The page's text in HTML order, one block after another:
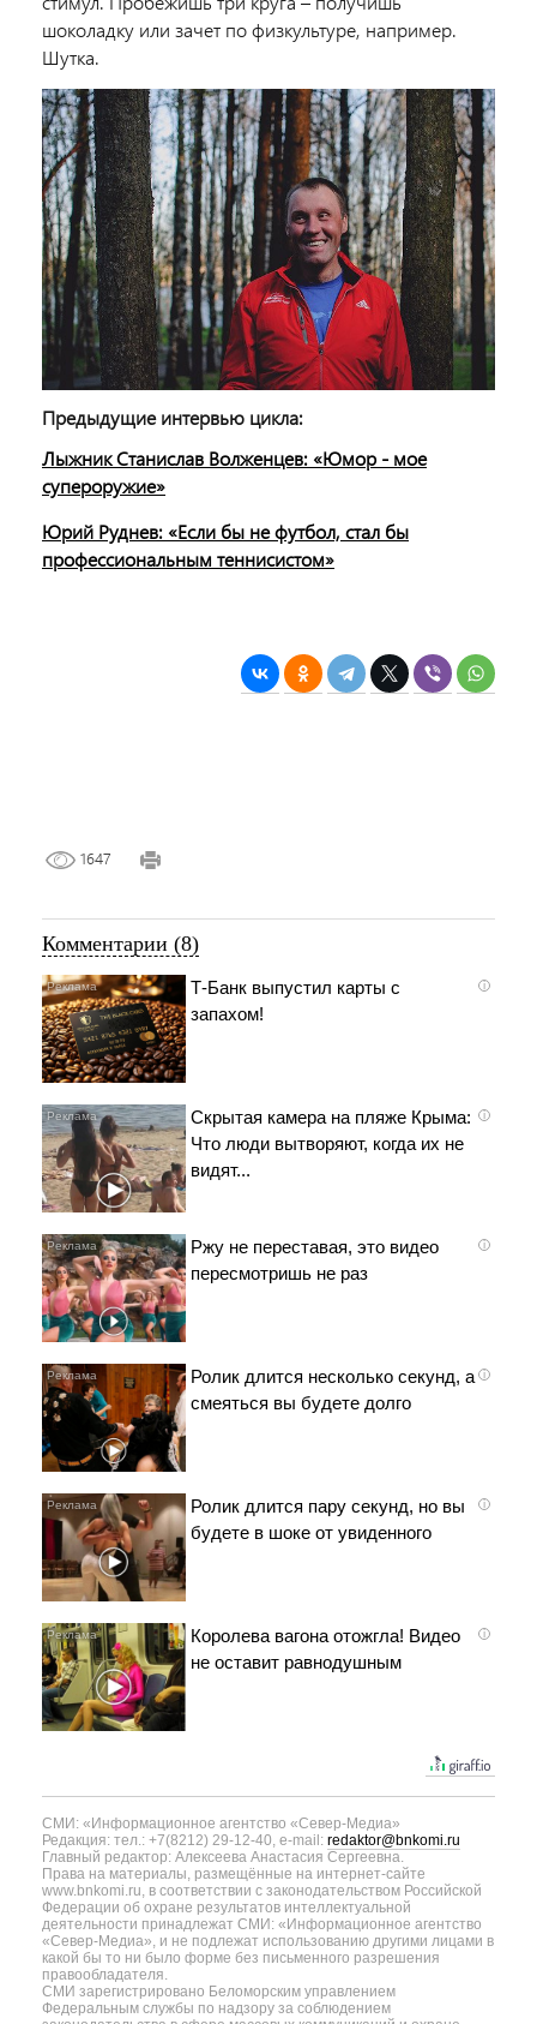
шоколадку или зачет по физкультуре, например.
Шутка.
Предыдущие интервью цикла:
Лыжник Станислав Волженцев: «Юмор - мое
супероружие»
Юрий Руднев: «Если бы не футбол, стал бы
профессиональным теннисистом»
1647
Комментарии (8)
i
Т-Банк выпустил карты с
запахом!
i
Скрытая камера на пляже Крыма:
Что люди вытворяют, когда их не
видят...
i
Ржу не переставая, это видео
пересмотришь не раз
i
Ролик длится несколько секунд, а
смеяться вы будете долго
i
Ролик длится пару секунд, но вы
будете в шоке от увиденного
i
Королева вагона отожгла! Видео
не оставит равнодушным
СМИ: «Информационное агентство «Север-Медиа»
Редакция: тел.: +7(8212) 29-12-40, e-mail: redaktor@bnkomi.ru
Главный редактор: Алексеева Анастасия Сергеевна.
Права на материалы, размещённые на интернет-сайте
www.bnkomi.ru, в соответствии с законодательством Российской
Федерации об охране результатов интеллектуальной
деятельности принадлежат СМИ: «Информационное агентство
«Север-Медиа», и не подлежат использованию другими лицами в
какой бы то ни было форме без письменного разрешения
правообладателя.
СМИ зарегистрировано Беломорским управлением
Федеральным службы по надзору за соблюдением